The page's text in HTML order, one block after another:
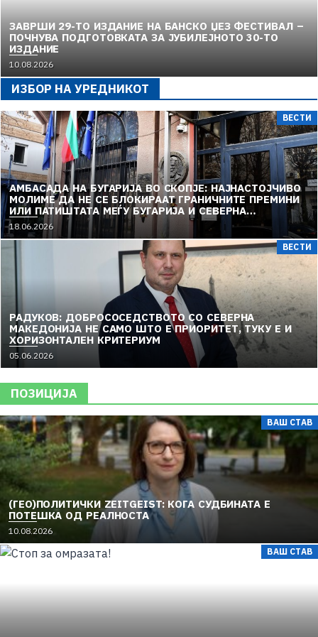
ЗАВРШИ 29-ТО ИЗДАНИЕ НА БАНСКО ЏЕЗ ФЕСТИВАЛ –
ПОЧНУВА ПОДГОТОВКАТА ЗА ЈУБИЛЕЈНОТО 30-ТО
ИЗДАНИЕ
10.08.2026
ИЗБОР НА УРЕДНИКОТ
ВЕСТИ
АМБАСАДА НА БУГАРИЈА ВО СКОПЈЕ: НАЈНАСТОЈЧИВО
МОЛИМЕ ДА НЕ СЕ БЛОКИРААТ ГРАНИЧНИТЕ ПРЕМИНИ
ИЛИ ПАТИШТАТА МЕЃУ БУГАРИЈА И СЕВЕРНА
МАКЕДОНИЈА
18.06.2026
ВЕСТИ
РАДУКОВ: ДОБРОСОСЕДСТВОТО СО СЕВЕРНА
МАКЕДОНИЈА НЕ САМО ШТО Е ПРИОРИТЕТ, ТУКУ Е И
ХОРИЗОНТАЛЕН КРИТЕРИУМ
05.06.2026
ПОЗИЦИЈА
ВАШ СТАВ
(ГЕО)ПОЛИТИЧКИ ZEITGEIST: КОГА СУДБИНАТА Е
ПОТЕШКА ОД РЕАЛНОСТА
10.08.2026
ВАШ СТАВ